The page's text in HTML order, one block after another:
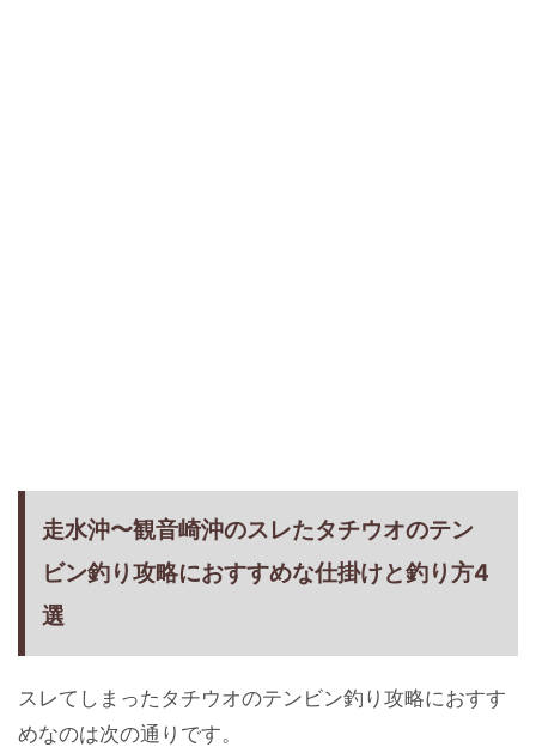
走水沖〜観音崎沖のスレたタチウオのテン
ビン釣り攻略におすすめな仕掛けと釣り方4
選
スレてしまったタチウオのテンビン釣り攻略におすす
めなのは次の通りです。